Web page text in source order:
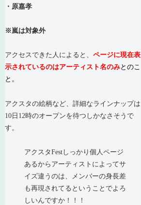
・原嘉孝
※嵐は対象外
アクセスできた人によると、ページに現在表
示されているのはアーティスト名のみとのこ
と。
アクスタの絵柄など、詳細なラインナップは
10日12時のオープンを待つしかなさそうで
す。
アクスタFestしっかり個人ページ
あるからアーティストによってサ
イズ違うのは、メンバーの身長差
も再現されてるということでよろ
しいんですか！！！